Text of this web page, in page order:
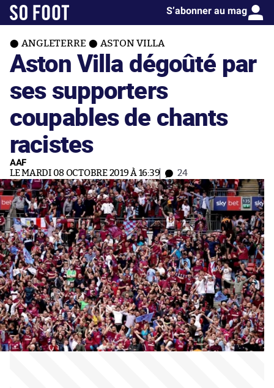
S’abonner au mag
ANGLETERRE ASTON VILLA
Aston Villa dégoûté par
ses supporters
coupables de chants
racistes
AAF
LE MARDI 08 OCTOBRE 2019 À 16:39 24